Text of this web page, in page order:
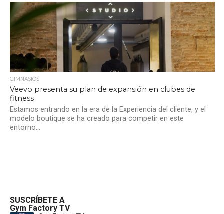
GIMNASIOS
Veevo presenta su plan de expansión en clubes de
fitness
Estamos entrando en la era de la Experiencia del cliente, y el
modelo boutique se ha creado para competir en este
entorno...
SUSCRÍBETE A
Gym Factory TV